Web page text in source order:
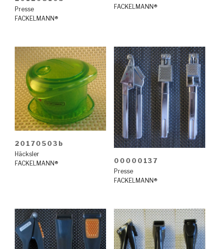
Presse
FACKELMANN®
FACKELMANN®
20170503b
Häcksler
FACKELMANN®
00000137
Presse
FACKELMANN®